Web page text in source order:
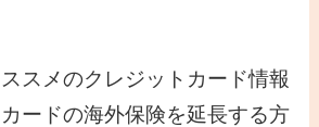
スメのクレジットカード情報
ードの海外保険を延長する方